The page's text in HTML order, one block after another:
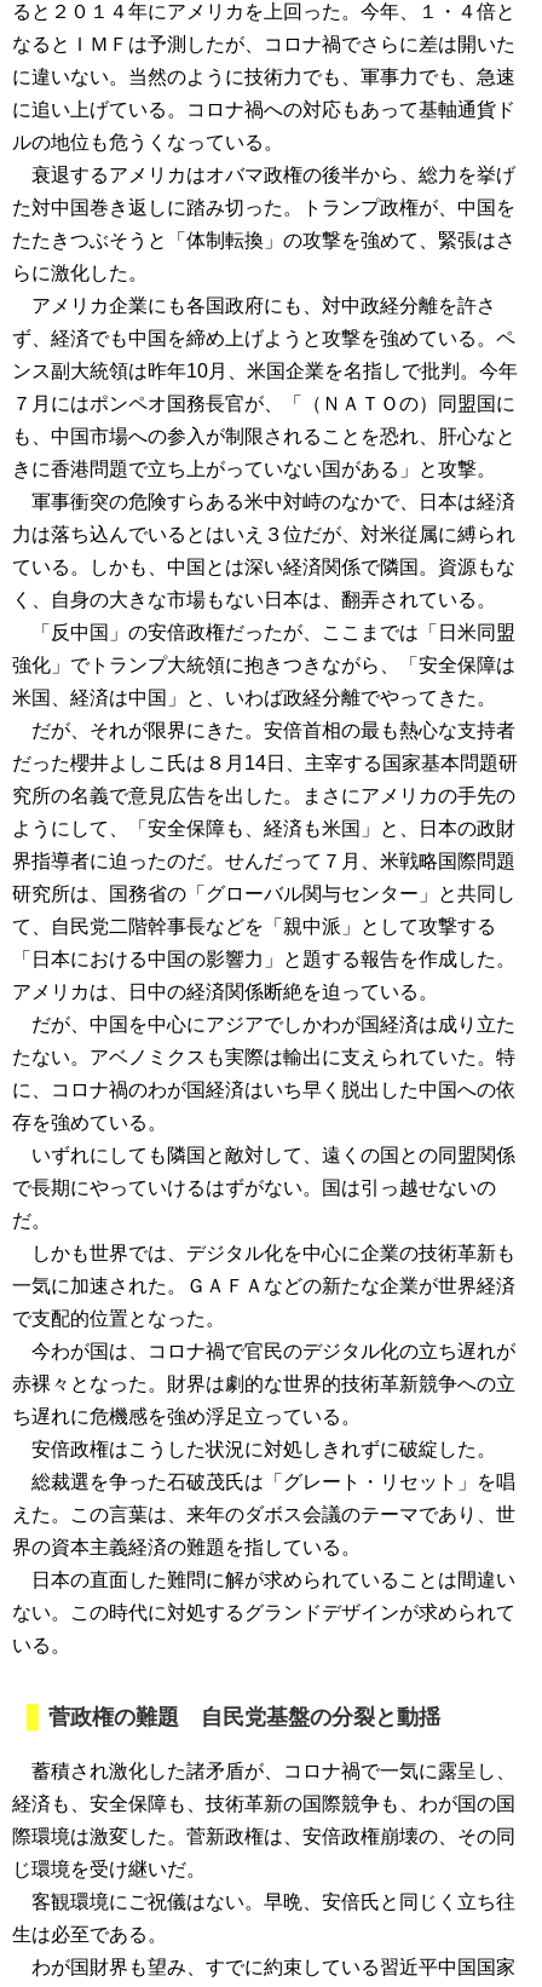
ると２０１４年にアメリカを上回った。今年、１・４倍と
なるとＩＭＦは予測したが、コロナ禍でさらに差は開いた
に違いない。当然のように技術力でも、軍事力でも、急速
に追い上げている。コロナ禍への対応もあって基軸通貨ド
ルの地位も危うくなっている。
衰退するアメリカはオバマ政権の後半から、総力を挙げ
た対中国巻き返しに踏み切った。トランプ政権が、中国を
たたきつぶそうと「体制転換」の攻撃を強めて、緊張はさ
らに激化した。
アメリカ企業にも各国政府にも、対中政経分離を許さ
ず、経済でも中国を締め上げようと攻撃を強めている。ペ
ンス副大統領は昨年10月、米国企業を名指しで批判。今年
７月にはポンペオ国務長官が、「（ＮＡＴＯの）同盟国に
も、中国市場への参入が制限されることを恐れ、肝心なと
きに香港問題で立ち上がっていない国がある」と攻撃。
軍事衝突の危険すらある米中対峙のなかで、日本は経済
力は落ち込んでいるとはいえ３位だが、対米従属に縛られ
ている。しかも、中国とは深い経済関係で隣国。資源もな
く、自身の大きな市場もない日本は、翻弄されている。
「反中国」の安倍政権だったが、ここまでは「日米同盟
強化」でトランプ大統領に抱きつきながら、「安全保障は
米国、経済は中国」と、いわば政経分離でやってきた。
だが、それが限界にきた。安倍首相の最も熱心な支持者
だった櫻井よしこ氏は８月14日、主宰する国家基本問題研
究所の名義で意見広告を出した。まさにアメリカの手先の
ようにして、「安全保障も、経済も米国」と、日本の政財
界指導者に迫ったのだ。せんだって７月、米戦略国際問題
研究所は、国務省の「グローバル関与センター」と共同し
て、自民党二階幹事長などを「親中派」として攻撃する
「日本における中国の影響力」と題する報告を作成した。
アメリカは、日中の経済関係断絶を迫っている。
だが、中国を中心にアジアでしかわが国経済は成り立た
たない。アベノミクスも実際は輸出に支えられていた。特
に、コロナ禍のわが国経済はいち早く脱出した中国への依
存を強めている。
いずれにしても隣国と敵対して、遠くの国との同盟関係
で長期にやっていけるはずがない。国は引っ越せないの
だ。
しかも世界では、デジタル化を中心に企業の技術革新も
一気に加速された。ＧＡＦＡなどの新たな企業が世界経済
で支配的位置となった。
今わが国は、コロナ禍で官民のデジタル化の立ち遅れが
赤裸々となった。財界は劇的な世界的技術革新競争への立
ち遅れに危機感を強め浮足立っている。
安倍政権はこうした状況に対処しきれずに破綻した。
総裁選を争った石破茂氏は「グレート・リセット」を唱
えた。この言葉は、来年のダボス会議のテーマであり、世
界の資本主義経済の難題を指している。
日本の直面した難問に解が求められていることは間違い
ない。この時代に対処するグランドデザインが求められて
いる。
菅政権の難題 自民党基盤の分裂と動揺
蓄積され激化した諸矛盾が、コロナ禍で一気に露呈し、
経済も、安全保障も、技術革新の国際競争も、わが国の国
際環境は激変した。菅新政権は、安倍政権崩壊の、その同
じ環境を受け継いだ。
客観環境にご祝儀はない。早晩、安倍氏と同じく立ち往
生は必至である。
わが国財界も望み、すでに約束している習近平中国国家